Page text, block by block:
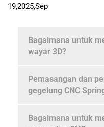
19,2025,Sep
Bagaimana untuk
wayar 3D?
Pemasangan dan
gegelung CNC
Bagaimana untuk